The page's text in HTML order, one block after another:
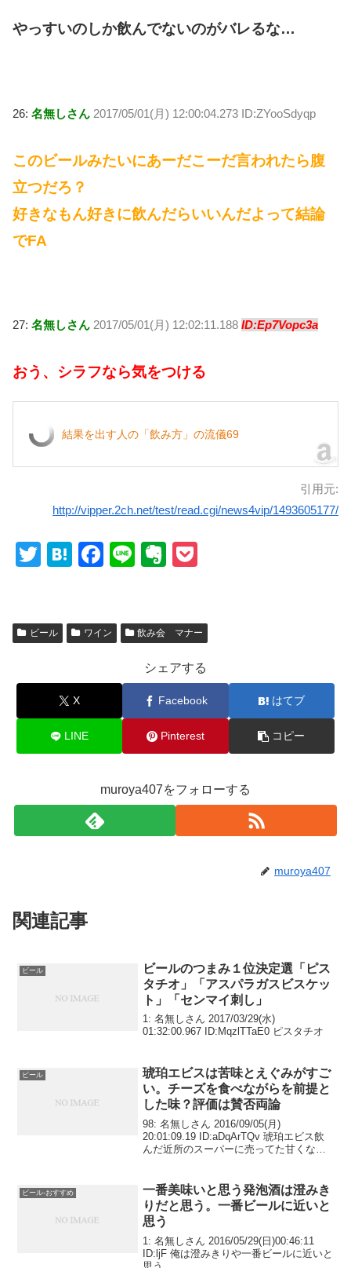
やっすいのしか飲んでないのがバレるな…
26: 名無しさん 2017/05/01(月) 12:00:04.273 ID:ZYooSdyqp
このビールみたいにあーだこーだ言われたら腹
立つだろ？
好きなもん好きに飲んだらいいんだよって結論
でFA
27: 名無しさん 2017/05/01(月) 12:02:11.188 ID:Ep7Vopc3a
おう、シラフなら気をつける
結果を出す人の「飲み方」の流儀69
引用元:
http://vipper.2ch.net/test/read.cgi/news4vip/1493605177/
T
er
H
n
F
e
o
Li
E
n
e
et
ビール ワイン 飲み会 マナー
シェアする
X Facebook はてブ
LINE Pinterest コピー
muroya407をフォローする
muroya407
関連記事
ビール
ビールのつまみ１位決定選「ピス
タチオ」「アスパラガスビスケッ
ト」「センマイ刺し」
1: 名無しさん 2017/03/29(水)
01:32:00.967 ID:MqzlTTaE0 ピスタチオ
ビール
琥珀エビスは苦味とえぐみがすご
い。チーズを食べながらを前提と
した味？評価は賛否両論
98: 名無しさん 2016/09/05(月)
20:01:09.19 ID:aDqArTQv 琥珀エビス飲
んだ近所のスーパーに売ってた甘くなく
なこういうのを通年で飲み...
ビール-おすすめ
一番美味いと思う発泡酒は澄みき
りだと思う。一番ビールに近いと
思う
1: 名無しさん 2016/05/29(日)00:46:11
ID:ljF 俺は澄みきりや一番ビールに近いと